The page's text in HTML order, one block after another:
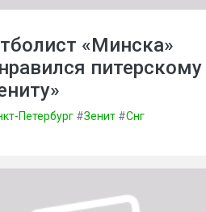
«Минска»
питерскому
Петербург #Зенит #Снг